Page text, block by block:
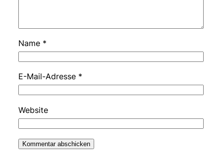
Name *
E-Mail-Adresse *
Website